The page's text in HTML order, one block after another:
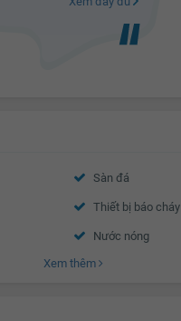
Sàn đá
Thiết bị báo cháy
Nước nóng
Tường sơn bả
Xem thêm